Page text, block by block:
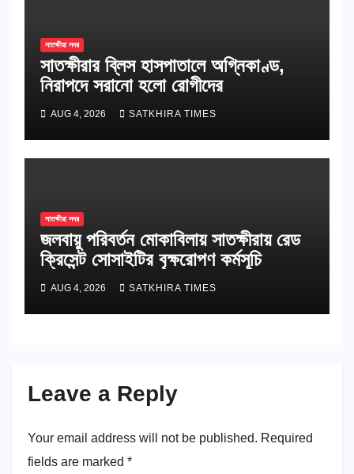
সাতক্ষীরা সদর
সাতক্ষীরার ব্লিস হাসপাতালে অগ্নিকাণ্ড,
নিরাপদে সরানো হলো রোগীদের
AUG 4, 2026 SATKHIRA TIMES
সাতক্ষীরা সদর
জলবায়ু পরিবর্তন মোকাবিলায় সাতক্ষীরায় রেড
ক্রিসেন্ট সোসাইটির বৃক্ষরোপণ কর্মসূচি
AUG 4, 2026 SATKHIRA TIMES
Leave a Reply
Your email address will not be published. Required
fields are marked *